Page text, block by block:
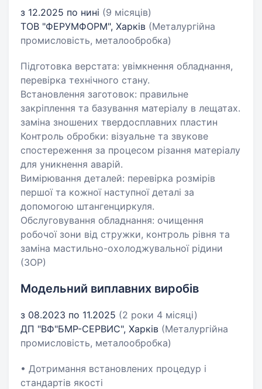
з 12.2025 по нині (9 місяців)
ТОВ "ФЕРУМФОРМ", Харків (Металургійна
промисловість, металообробка)
Підготовка верстата: увімкнення обладнання,
перевірка технічного стану.
Встановлення заготовок: правильне
закріплення та базування матеріалу в лещатах.
заміна зношених твердосплавних пластин
Контроль обробки: візуальне та звукове
спостереження за процесом різання матеріалу
для уникнення аварій.
Вимірювання деталей: перевірка розмірів
першої та кожної наступної деталі за
допомогою штангенциркуля.
Обслуговування обладнання: очищення
робочої зони від стружки, контроль рівня та
заміна мастильно-охолоджувальної рідини
(ЗОР)
Модельний виплавних виробів
з 08.2023 по 11.2025 (2 роки 4 місяці)
ДП "ВФ"БМР-СЕРВИС", Харків (Металургійна
промисловість, металообробка)
• Дотримання встановлених процедур і
стандартів якості